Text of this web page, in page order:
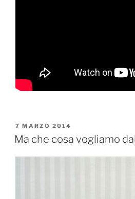
PUBBLICATO
IL
7 MARZO 2014
Ma che cosa vogliamo